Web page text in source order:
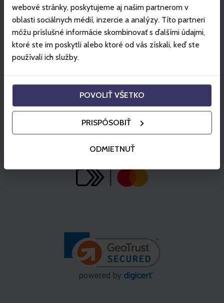
webové stránky, poskytujeme aj našim partnerom v
oblasti sociálnych médií, inzercie a analýzy. Títo partneri
môžu príslušné informácie skombinovať s ďalšími údajmi,
ktoré ste im poskytli alebo ktoré od vás získali, keď ste
používali ich služby.
POVOLIŤ VŠETKO
PRISPÔSOBIŤ
ODMIETNUŤ
Partneri